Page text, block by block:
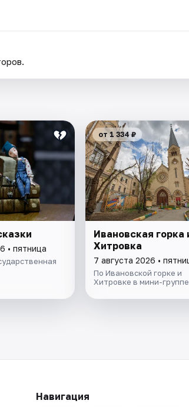
• пятница
от 1 334 ₽
Ивановская горка
Хитровка
7 августа 2026 •
По Ивановской горке и
Хитровке в мини-группе
Навигация